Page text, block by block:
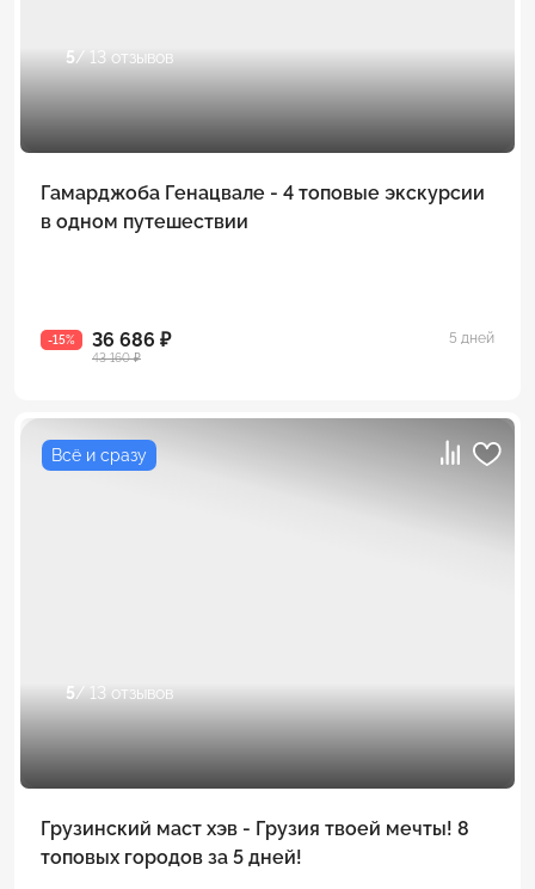
5/ 13 отзывов
Гамарджоба Генацвале - 4 топовые экскурсии
в одном путешествии
-15% 36 686 ₽
43 160 ₽
5 дней
Всё и сразу
5/ 13 отзывов
Грузинский маст хэв - Грузия твоей мечты! 8
топовых городов за 5 дней!